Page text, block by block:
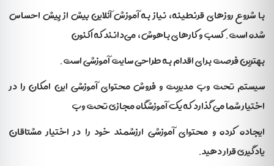
با شروع روزهای قرنطینه، نیاز به آموزش آنلاین بیش از پیش احساس
شده است. کسب و کارهای باهوش، می‌دانند که اکنون
بهترین فرصت برای اقدام به طراحی سایت آموزشی است.
سیستم تحت وب مدیریت و فروش محتوای آموزشی این امکان را در
اختیار شما می گذارد که یک آموزشگاه مجازی تحت وب
ایجاده کرده و محتوای آموزشی ارزشمند خود را در اختیار مشتاقان
یادگیری قرار دهید.